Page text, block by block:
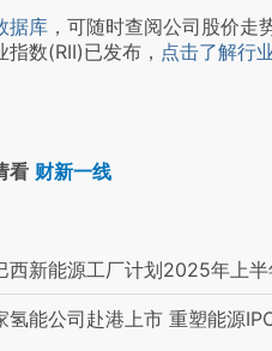
据库 ，可随时查阅公司股价走
数(RII)已发布， 点击了解行
看 财新一线
西新能源工厂计划2025年上
氢能公司赴港上市 重塑能源